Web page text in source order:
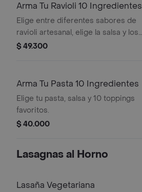
Arma Tu Ravioli 10 Ingredientes
Elige entre diferentes sabores de
ravioli artesanal, elige la salsa y los
ingredientes favoritos. Nuestra
$ 49.300
Arma Tu Pasta 10 Ingredientes
Elige tu pasta, salsa y 10 toppings
favoritos.
$ 40.000
Lasagnas al Horno
Lasaña Vegetariana